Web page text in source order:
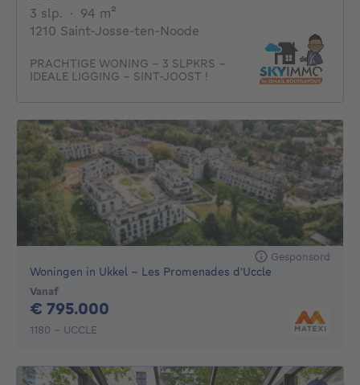
3 slp. 3 slaapkamers
· 94 m²
1210 Saint-Josse-ten-Noode
PRACHTIGE WONING - 3 SLPKRS -
IDEALE LIGGING - SINT-JOOST !
Gesponsord
Woningen in Ukkel - Les Promenades d'Uccle
Vanaf
€ 795.000
1180 - UCCLE